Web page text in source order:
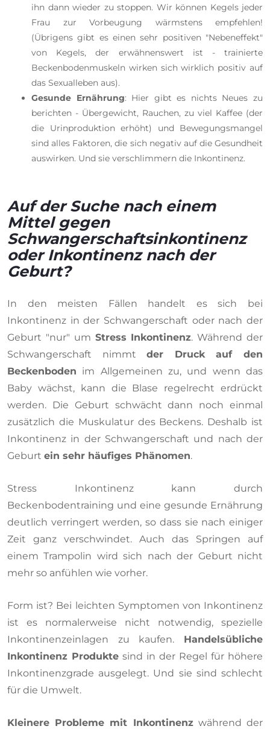
ihn dann wieder zu stoppen. Wir können Kegels jeder
Frau zur Vorbeugung wärmstens empfehlen!
(Übrigens gibt es einen sehr positiven "Nebeneffekt"
von Kegels, der erwähnenswert ist - trainierte
Beckenbodenmuskeln wirken sich wirklich positiv auf
das Sexualleben aus).
Gesunde Ernährung: Hier gibt es nichts Neues zu
berichten - Übergewicht, Rauchen, zu viel Kaffee (der
die Urinproduktion erhöht) und Bewegungsmangel
sind alles Faktoren, die sich negativ auf die Gesundheit
auswirken. Und sie verschlimmern die Inkontinenz.
Auf der Suche nach einem
Mittel gegen
Schwangerschaftsinkontinenz
oder Inkontinenz nach der
Geburt?
In den meisten Fällen handelt es sich bei
Inkontinenz in der Schwangerschaft oder nach der
Geburt "nur" um Stress Inkontinenz. Während der
Schwangerschaft nimmtder Druck auf den
Beckenboden im Allgemeinen zu, und wenn das
Baby wächst, kann die Blase regelrecht erdrückt
werden. Die Geburt schwächt dann noch einmal
zusätzlich die Muskulatur des Beckens. Deshalb ist
Inkontinenz in der Schwangerschaft und nach der
Geburt ein sehr häufiges Phänomen.
Stress Inkontinenz kann durch
Beckenbodentraining und eine gesunde Ernährung
deutlich verringert werden, so dass sie nach einiger
Zeit ganz verschwindet. Auch das Springen auf
einem Trampolin wird sich nach der Geburt nicht
mehr so anfühlen wie vorher.
Form ist? Bei leichten Symptomen von Inkontinenz
ist es normalerweise nicht notwendig, spezielle
Inkontinenzeinlagen zu kaufen. Handelsübliche
Inkontinenz Produkte sind in der Regel für höhere
Inkontinenzgrade ausgelegt. Und sie sind schlecht
für die Umwelt.
Kleinere Probleme mit Inkontinenzwährend der